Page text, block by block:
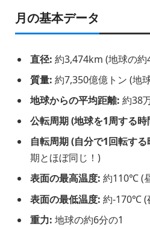
月の基本データ
直径: 約3,474km (地球の約
質量: 約7,350億億トン (地
地球からの平均距離: 約38
公転周期 (地球を1周する時
自転周期 (自分で1回転する
期とほぼ同じ！)
表面の最高温度: 約110℃ (
表面の最低温度: 約-170℃ (
重力: 地球の約6分の1